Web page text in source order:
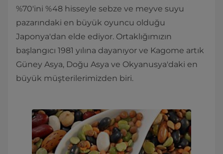
%70'ini %48 hisseyle sebze ve meyve suyu
pazarındaki en büyük oyuncu olduğu
Japonya'dan elde ediyor. Ortaklığımızın
başlangıcı 1981 yılına dayanıyor ve Kagome artık
Güney Asya, Doğu Asya ve Okyanusya'daki en
büyük müşterilerimizden biri.